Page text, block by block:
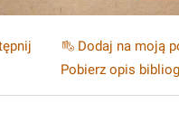
Dodaj na moją
Pobierz opis